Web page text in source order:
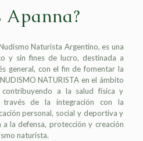
Apanna?
Naturista Argentino, es una
y sin fines de lucro, destinada a
general, con el fin de fomentar la
NATURISTA en el ámbito
contribuyendo a la salud física y
de la integración con la
personal, social y deportiva y
la defensa, protección y creación
naturista.